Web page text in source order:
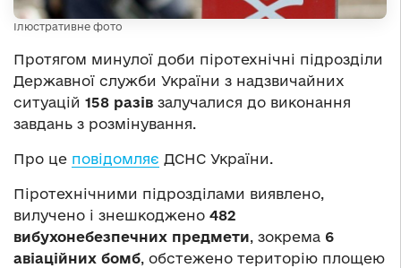
Ілюстративне фото
Протягом минулої доби піротехнічні підрозділи
Державної служби України з надзвичайних
ситуацій 158 разів залучалися до виконання
завдань з розмінування.
Про це повідомляє ДСНС України.
Піротехнічними підрозділами виявлено,
вилучено і знешкоджено 482
вибухонебезпечних предмети, зокрема 6
авіаційних бомб, обстежено територію площею